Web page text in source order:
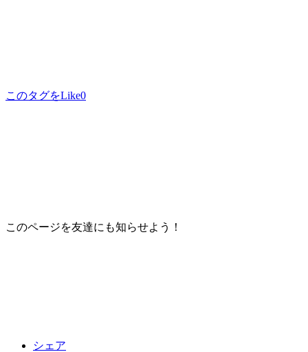
このタグをLike0
このページを友達にも知らせよう！
シェア